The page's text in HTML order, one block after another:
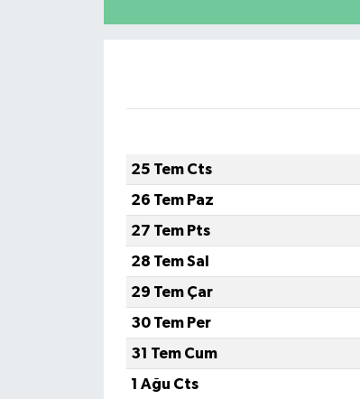
25 Tem Cts
26 Tem Paz
27 Tem Pts
28 Tem Sal
29 Tem Çar
30 Tem Per
31 Tem Cum
1 Ağu Cts